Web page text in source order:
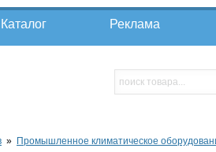
Каталог Реклама
» Промышленное климатическое